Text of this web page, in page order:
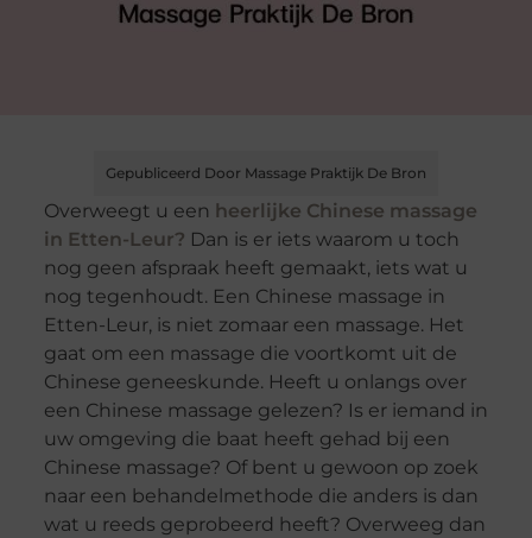
Gepubliceerd Door Massage Praktijk De Bron
Overweegt u een heerlijke Chinese massage
in Etten-Leur? Dan is er iets waarom u toch
nog geen afspraak heeft gemaakt, iets wat u
nog tegenhoudt. Een Chinese massage in
Etten-Leur, is niet zomaar een massage. Het
gaat om een massage die voortkomt uit de
Chinese geneeskunde. Heeft u onlangs over
een Chinese massage gelezen? Is er iemand in
uw omgeving die baat heeft gehad bij een
Chinese massage? Of bent u gewoon op zoek
naar een behandelmethode die anders is dan
wat u reeds geprobeerd heeft? Overweeg dan